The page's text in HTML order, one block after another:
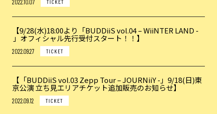
2022.10.07 TICKET
【9/28(水)18:00より「BUDDiiS vol.04 – WiiNTER LAND -
」オフィシャル先行受付スタート！！】
2022.09.27 TICKET
【「BUDDiiS vol.03 Zepp Tour – JOURNiiY -」9/18(日)東
京公演 立ち見エリアチケット追加販売のお知らせ】
2022.09.12 TICKET